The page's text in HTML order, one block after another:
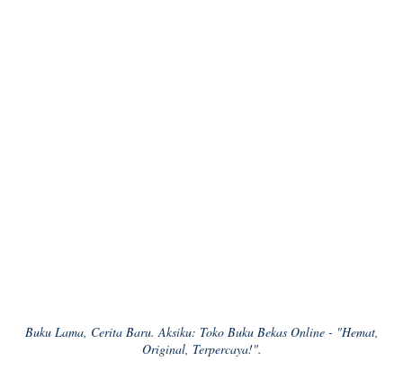
Buku Lama, Cerita Baru. Aksiku: Toko Buku Bekas Online - "Hemat,
Original, Terpercaya!".